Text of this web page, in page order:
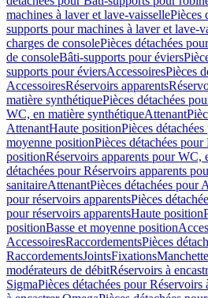
machines à laver et lave-vaissellePièces
supports pour machines à laver et lave-
charges de consolePièces détachées
de consoleBâti-supports pour éviers
supports pour éviersAccessoiresPièces
AccessoiresRéservoirs apparents
matière synthétiquePièces détachées
WC, en matière synthétiqueAttenant
AttenantHaute positionPièces
moyenne positionPièces détachées
positionRéservoirs apparents pour WC,
détachées pour Réservoirs apparents
sanitaireAttenantPièces détachées pour
pour réservoirs apparentsPièces
pour réservoirs apparentsHaute position
positionBasse et moyenne position
AccessoiresRaccordementsPièces
RaccordementsJointsFixations
modérateurs de débitRéservoirs à
SigmaPièces détachées pour Réservoirs